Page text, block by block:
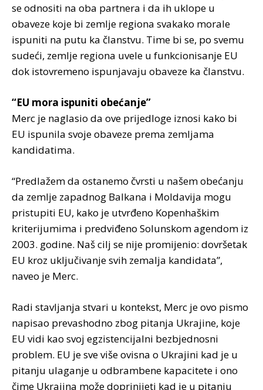
se odnositi na oba partnera i da ih uklope u
obaveze koje bi zemlje regiona svakako morale
ispuniti na putu ka članstvu. Time bi se, po svemu
sudeći, zemlje regiona uvele u funkcionisanje EU
dok istovremeno ispunjavaju obaveze ka članstvu.
“EU mora ispuniti obećanje”
Merc je naglasio da ove prijedloge iznosi kako bi
EU ispunila svoje obaveze prema zemljama
kandidatima.
“Predlažem da ostanemo čvrsti u našem obećanju
da zemlje zapadnog Balkana i Moldavija mogu
pristupiti EU, kako je utvrđeno Kopenhaškim
kriterijumima i predviđeno Solunskom agendom iz
2003. godine. Naš cilj se nije promijenio: dovršetak
EU kroz uključivanje svih zemalja kandidata”,
naveo je Merc.
Radi stavljanja stvari u kontekst, Merc je ovo pismo
napisao prevashodno zbog pitanja Ukrajine, koje
EU vidi kao svoj egzistencijalni bezbjednosni
problem. EU je sve više ovisna o Ukrajini kad je u
pitanju ulaganje u odbrambene kapacitete i ono
čime Ukrajina može doprinijeti kad je u pitanju